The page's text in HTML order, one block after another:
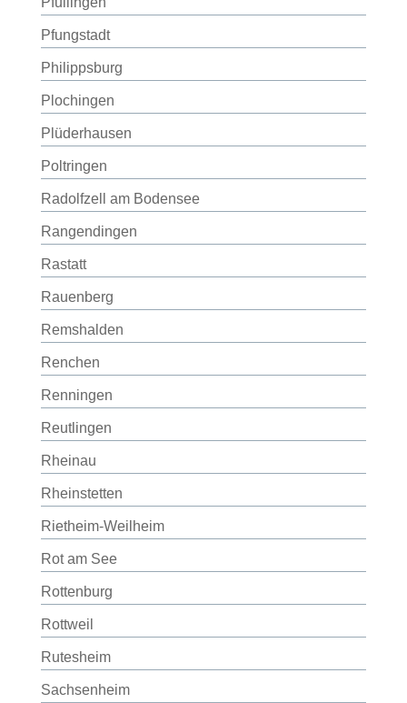
Pfungstadt
Philippsburg
Plochingen
Plüderhausen
Poltringen
Radolfzell am Bodensee
Rangendingen
Rastatt
Rauenberg
Remshalden
Renchen
Renningen
Reutlingen
Rheinau
Rheinstetten
Rietheim-Weilheim
Rot am See
Rottenburg
Rottweil
Rutesheim
Sachsenheim